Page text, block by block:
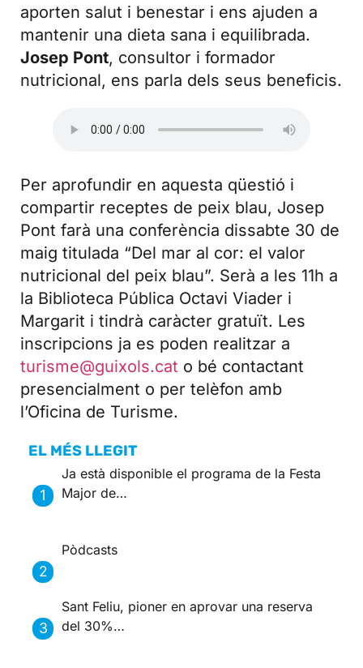
aporten salut i benestar i ens ajuden a
mantenir una dieta sana i equilibrada.
Josep Pont, consultor i formador
nutricional, ens parla dels seus beneficis.
Per aprofundir en aquesta qüestió i
compartir receptes de peix blau, Josep
Pont farà una conferència dissabte 30 de
maig titulada “Del mar al cor: el valor
nutricional del peix blau”. Serà a les 11h a
la Biblioteca Pública Octavi Viader i
Margarit i tindrà caràcter gratuït. Les
inscripcions ja es poden realitzar a
turisme@guixols.cat o bé contactant
presencialment o per telèfon amb
l’Oficina de Turisme.
EL MÉS LLEGIT
Ja està disponible el programa de la Festa
Major de…
Pòdcasts
Sant Feliu, pioner en aprovar una reserva
del 30%…